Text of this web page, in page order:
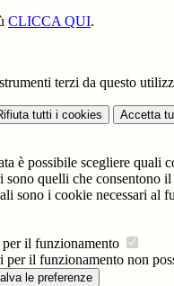
CLICCA QUI.
terzi da questo
tutti i cookies Accetta
è possibile scegliere quali
sono quelli che consentono
sono i cookie necessari al
il funzionamento
per il funzionamento non
le preferenze